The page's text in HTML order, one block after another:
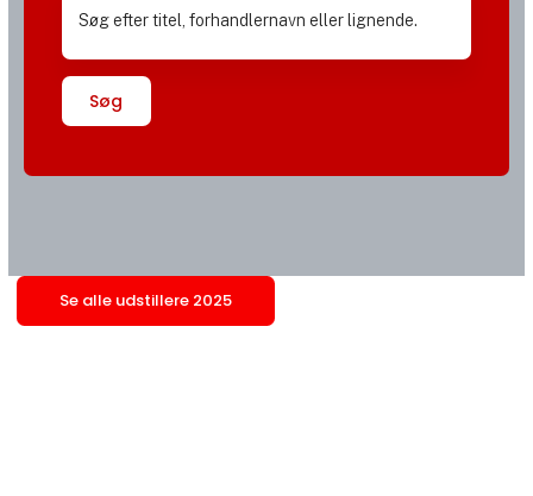
Søg
Se alle udstillere 2025